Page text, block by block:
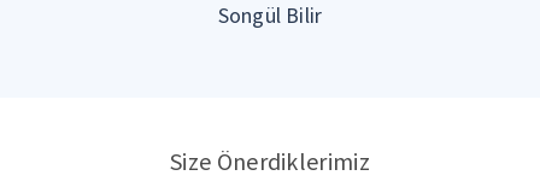
Songül Bilir
Size Önerdiklerimiz